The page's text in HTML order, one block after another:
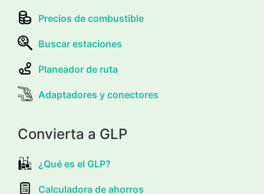
Precios de combustible
Buscar estaciones
Planeador de ruta
Adaptadores y conectores
Convierta a GLP
¿Qué es el GLP?
Calculadora de ahorros